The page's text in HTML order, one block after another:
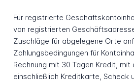
Für registrierte
von registrierten
Zuschläge für abgelegene Orte
Zahlungsbedingungen für
Rechnung mit 30 Tagen Kredit,
einschließlich Kreditkarte, Scheck